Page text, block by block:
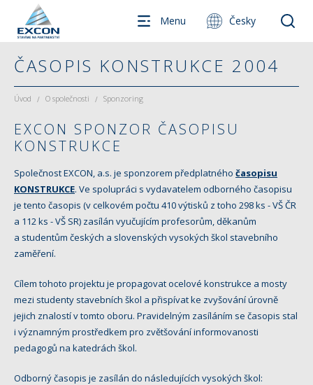
Menu Česky
ČASOPIS KONSTRUKCE 2004
Úvod / O společnosti / Sponzoring
EXCON SPONZOR ČASOPISU
KONSTRUKCE
Společnost EXCON, a.s. je sponzorem předplatného časopisu
KONSTRUKCE. Ve spolupráci s vydavatelem odborného časopisu
je tento časopis (v celkovém počtu 410 výtisků z toho 298 ks - VŠ ČR
a 112 ks - VŠ SR) zasílán vyučujícím profesorům, děkanům
a studentům českých a slovenských vysokých škol stavebního
zaměření.
Cílem tohoto projektu je propagovat ocelové konstrukce a mosty
mezi studenty stavebních škol a přispívat ke zvyšování úrovně
jejich znalostí v tomto oboru. Pravidelným zasíláním se časopis stal
i významným prostředkem pro zvětšování informovanosti
pedagogů na katedrách škol.
Odborný časopis je zasílán do následujících vysokých škol: